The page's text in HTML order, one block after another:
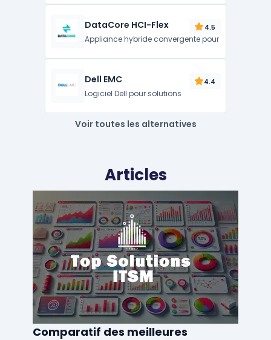
DataCore HCI-Flex 4.5
Appliance hybride convergente pour
Dell EMC 4.4
Logiciel Dell pour solutions
Voir toutes les alternatives
Articles
Comparatif des meilleures